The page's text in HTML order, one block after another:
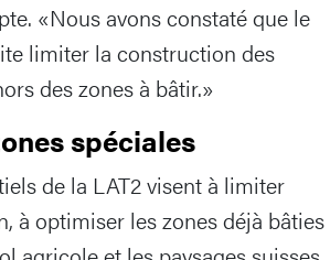
«Nous avons constaté que le
limiter la construction des
des zones à bâtir.»
spéciales
de la LAT2 visent à limiter
à optimiser les zones déjà bâties